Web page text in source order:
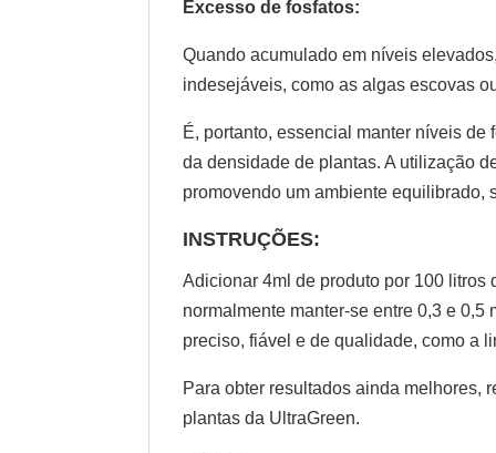
Excesso de fosfatos:
Quando acumulado em níveis
indesejáveis, como as algas escovas
É, portanto, essencial manter níveis
da densidade de plantas. A utilização
promovendo um ambiente equilibrado,
INSTRUÇÕES:
Adicionar 4ml de produto por 100 litros
normalmente manter-se entre 0,3 e 0,5
preciso, fiável e de qualidade, como a
Para obter resultados ainda melhores,
plantas da UltraGreen.